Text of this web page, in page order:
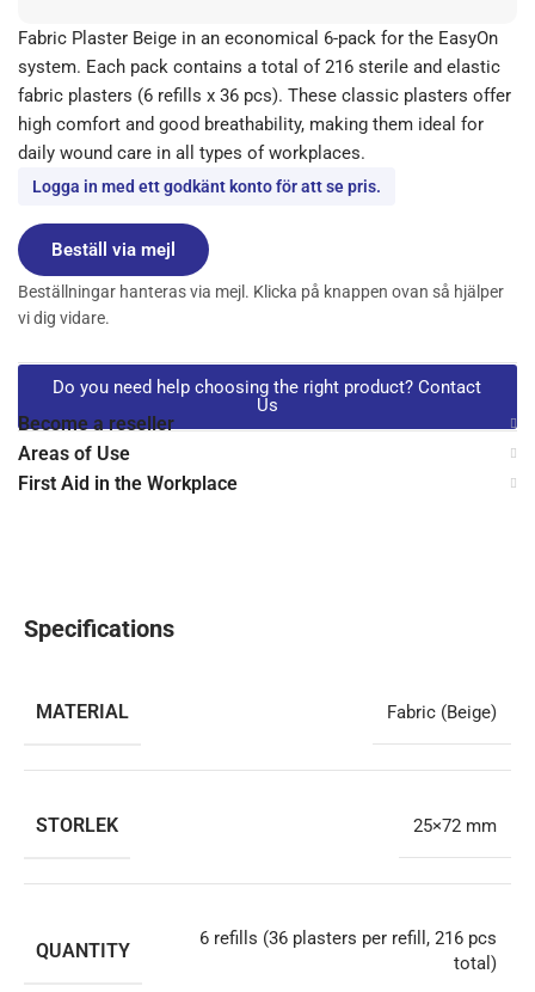
Fabric Plaster Beige in an economical 6-pack for the EasyOn
system. Each pack contains a total of 216 sterile and elastic
fabric plasters (6 refills x 36 pcs). These classic plasters offer
high comfort and good breathability, making them ideal for
daily wound care in all types of workplaces.
Logga in med ett godkänt konto för att se pris.
Beställ via mejl
Beställningar hanteras via mejl. Klicka på knappen ovan så hjälper
vi dig vidare.
Do you need help choosing the right product? Contact
Us
Become a reseller
Areas of Use
First Aid in the Workplace
Specifications
MATERIAL Fabric (Beige)
STORLEK 25×72 mm
QUANTITY
6 refills (36 plasters per refill, 216 pcs
total)